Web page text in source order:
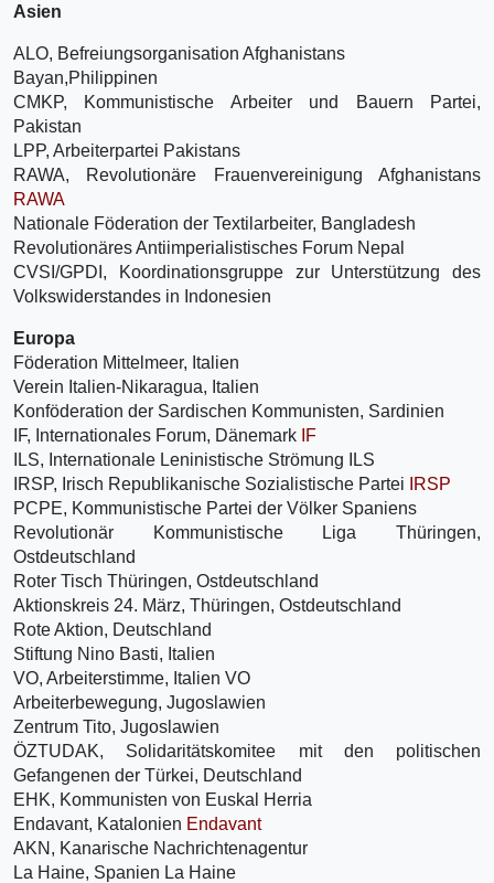
Asien
ALO, Befreiungsorganisation Afghanistans
Bayan,Philippinen
CMKP, Kommunistische Arbeiter und Bauern Partei,
Pakistan
LPP, Arbeiterpartei Pakistans
RAWA, Revolutionäre Frauenvereinigung Afghanistans
RAWA
Nationale Föderation der Textilarbeiter, Bangladesh
Revolutionäres Antiimperialistisches Forum Nepal
CVSI/GPDI, Koordinationsgruppe zur Unterstützung des
Volkswiderstandes in Indonesien
Europa
Föderation Mittelmeer, Italien
Verein Italien-Nikaragua, Italien
Konföderation der Sardischen Kommunisten, Sardinien
IF, Internationales Forum, Dänemark IF
ILS, Internationale Leninistische Strömung ILS
IRSP, Irisch Republikanische Sozialistische Partei
IRSP
PCPE, Kommunistische Partei der Völker Spaniens
Revolutionär Kommunistische Liga Thüringen,
Ostdeutschland
Roter Tisch Thüringen, Ostdeutschland
Aktionskreis 24. März, Thüringen, Ostdeutschland
Rote Aktion, Deutschland
Stiftung Nino Basti, Italien
VO, Arbeiterstimme, Italien VO
Arbeiterbewegung, Jugoslawien
Zentrum Tito, Jugoslawien
ÖZTUDAK, Solidaritätskomitee mit den politischen
Gefangenen der Türkei, Deutschland
EHK, Kommunisten von Euskal Herria
Endavant, Katalonien Endavant
AKN, Kanarische Nachrichtenagentur
La Haine, Spanien La Haine